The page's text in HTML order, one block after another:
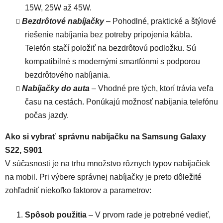
15W, 25W až 45W.
Bezdrôtové nabíjačky– Pohodlné, praktické a štýlové
riešenie nabíjania bez potreby pripojenia kábla.
Telefón stačí položiť na bezdrôtovú podložku. Sú
kompatibilné s modernými smartfónmi s podporou
bezdrôtového nabíjania.
Nabíjačky do auta – Vhodné pre tých, ktorí trávia veľa
času na cestách. Ponúkajú možnosť nabíjania telefónu
počas jazdy.
Ako si vybrať správnu nabíjačku na Samsung Galaxy
S22, S901
V súčasnosti je na trhu množstvo rôznych typov nabíjačiek
na mobil. Pri výbere správnej nabíjačky je preto dôležité
zohľadniť niekoľko faktorov a parametrov:
Spôsob použitia – V prvom rade je potrebné vedieť,